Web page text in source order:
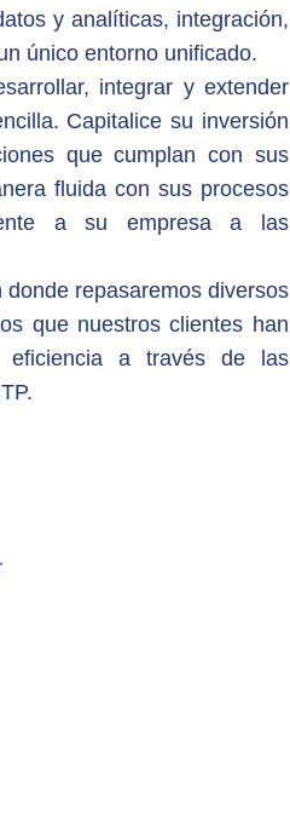
y analíticas, integración,
único entorno unificado.
integrar y extender
Capitalice su inversión
que cumplan con sus
fluida con sus procesos
a su empresa a las
repasaremos diversos
que nuestros clientes han
eficiencia a través de las